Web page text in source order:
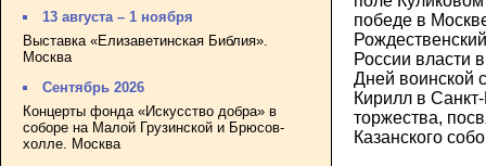
13 августа – 1 ноября
Выставка «Елизаветинская Библия».
Москва
Сентябрь 2026
Концерты фонда «Искусство добра» в
соборе на Малой Грузинской и Брюсов-
холле. Москва
победе в
России власти
Дней воинской
Кирилл в
торжества,
Казанского